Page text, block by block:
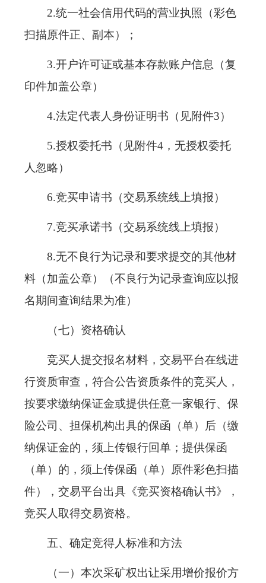
2.统一社会信用代码的营业执照（彩色
扫描原件正、副本）；
3.开户许可证或基本存款账户信息（复
印件加盖公章）
4.法定代表人身份证明书（见附件3）
5.授权委托书（见附件4，无授权委托
人忽略）
6.竞买申请书（交易系统线上填报）
7.竞买承诺书（交易系统线上填报）
8.无不良行为记录和要求提交的其他材
料（加盖公章）（不良行为记录查询应以报
名期间查询结果为准）
（七）资格确认
竞买人提交报名材料，交易平台在线进
行资质审查，符合公告资质条件的竞买人，
按要求缴纳保证金或提供任意一家银行、保
险公司、担保机构出具的保函（单）后（缴
纳保证金的，须上传银行回单；提供保函
（单）的，须上传保函（单）原件彩色扫描
件），交易平台出具《竞买资格确认书》，
竞买人取得交易资格。
五、确定竞得人标准和方法
（一）本次采矿权出让采用增价报价方